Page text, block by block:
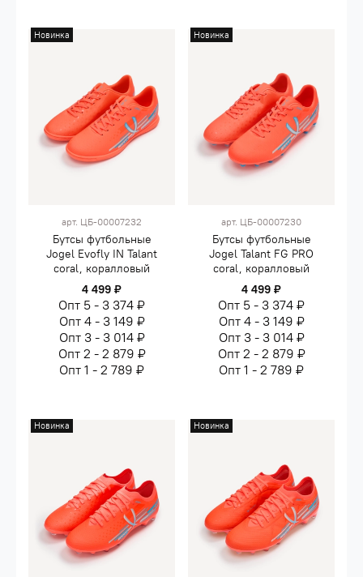
Новинка
арт. ЦБ-00007232
Бутсы футбольные
Jogel Evofly IN Talant
coral, коралловый
4 499 ₽
Опт 5 - 3 374 ₽
Опт 4 - 3 149 ₽
Опт 3 - 3 014 ₽
Опт 2 - 2 879 ₽
Опт 1 - 2 789 ₽
Новинка
арт. ЦБ-00007230
Бутсы футбольные
Jogel Talant FG PRO
coral, коралловый
4 499 ₽
Опт 5 - 3 374 ₽
Опт 4 - 3 149 ₽
Опт 3 - 3 014 ₽
Опт 2 - 2 879 ₽
Опт 1 - 2 789 ₽
Новинка Новинка